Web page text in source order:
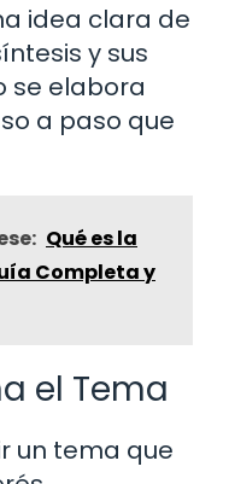
idea clara de
y sus
se elabora
a paso que
Qué es la
Completa y
el Tema
un tema que